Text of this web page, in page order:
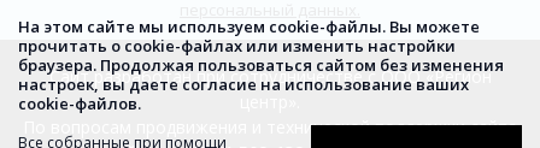
Сайт разработан при сотрудничестве с ООО «Регион
По вопросам продвижения и технической поддержки сайта
На этом сайте мы используем cookie-файлы. Вы можете
прочитать о cookie-файлах или изменить настройки
браузера. Продолжая пользоваться сайтом без изменения
настроек, вы даете согласие на использование ваших
cookie-файлов.
Все собранные при помощи